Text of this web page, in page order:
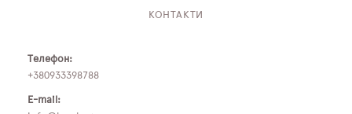
КОНТАКТИ
Телефон:
+380933398788
E-mail: